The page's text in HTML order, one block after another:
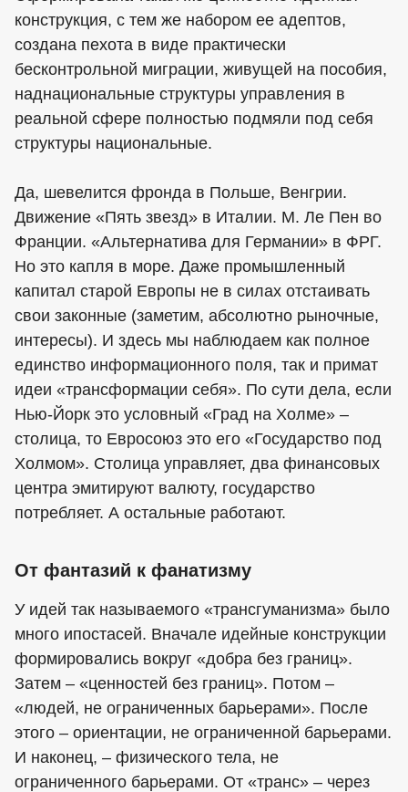
конструкция, с тем же набором ее адептов,
создана пехота в виде практически
бесконтрольной миграции, живущей на пособия,
наднациональные структуры управления в
реальной сфере полностью подмяли под себя
структуры национальные.
Да, шевелится фронда в Польше, Венгрии.
Движение «Пять звезд» в Италии. М. Ле Пен во
Франции. «Альтернатива для Германии» в ФРГ.
Но это капля в море. Даже промышленный
капитал старой Европы не в силах отстаивать
свои законные (заметим, абсолютно рыночные,
интересы). И здесь мы наблюдаем как полное
единство информационного поля, так и примат
идеи «трансформации себя». По сути дела, если
Нью-Йорк это условный «Град на Холме» –
столица, то Евросоюз это его «Государство под
Холмом». Столица управляет, два финансовых
центра эмитируют валюту, государство
потребляет. А остальные работают.
От фантазий к фанатизму
У идей так называемого «трансгуманизма» было
много ипостасей. Вначале идейные конструкции
формировались вокруг «добра без границ».
Затем – «ценностей без границ». Потом –
«людей, не ограниченных барьерами». После
этого – ориентации, не ограниченной барьерами.
И наконец, – физического тела, не
ограниченного барьерами. От «транс» – через